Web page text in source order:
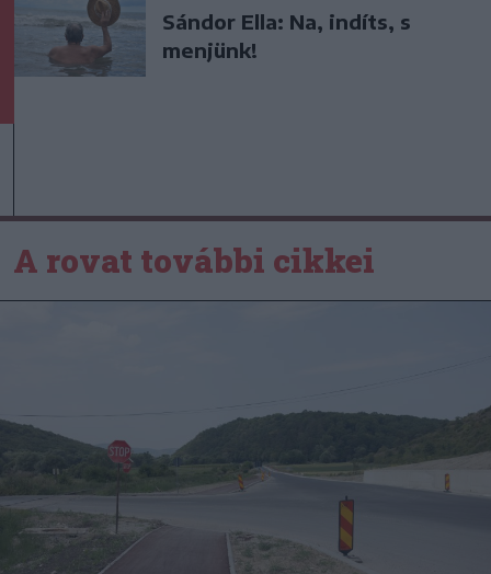
Sándor Ella: Na, indíts, s
menjünk!
A rovat további cikkei